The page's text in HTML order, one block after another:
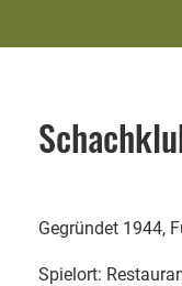
Gegründet 1944,
Spielort: